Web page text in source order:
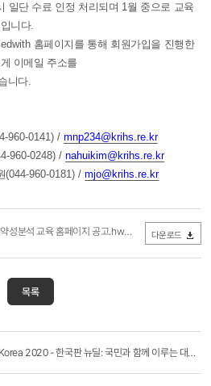
일단 수료 인정 처리되며 1월 중으로 교육
니다.
edwith 홈페이지를 통해 회원가입을 진행한
이메일 주소를
니다.
960-0141) / mnp234@krihs.re.kr
960-0248) /nahuikim@krihs.re.kr
(044-960-0181) /mjo@krihs.re.kr
성분석 교육 홈페이지 공고.hwp (0Byte / 다운로드 301회)
다운로드
목록
‘Inclusive Korea 2020 - 한국판 뉴딜: 국민과 함께 이루는 대전환‘ 국제 컨퍼런스 개최 안내